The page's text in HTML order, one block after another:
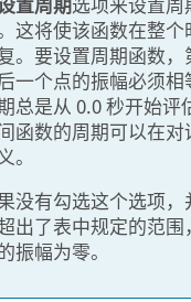
置周期选项来设置周
这将使该函数在整个
。要设置周期函数，
一个点的振幅必须相
总是从 0.0 秒开始评
函数的周期可以在
。
没有勾选这个选项
出了表中规定的范围
振幅为零。